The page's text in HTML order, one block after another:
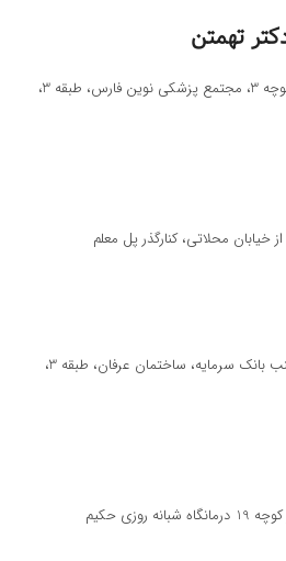
تهمتن
آدرس: شیراز ، خیابان ملاصدرا، کوچه 3، مجتمع پزشکی نوین فارس، طبقه 3،
خیابان محلاتی، کنارگذر پل معلم
آدرس: شیراز، ابتدای ملاصدرا، جنب بانک سرمایه، ساختمان عرفان، طبقه 3،
حکیم